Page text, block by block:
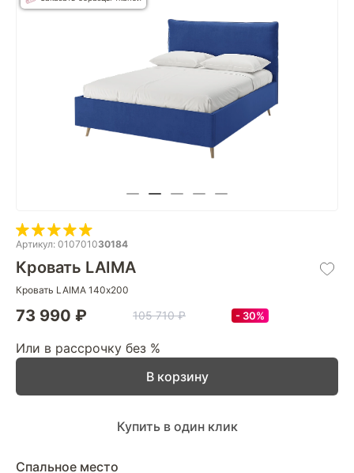
Артикул: 010701030184
Кровать LAIMA
Кровать LAIMA 140х200
73 990 ₽ 105 710 ₽ 30%
Или в рассрочку без %
Спальное место
В корзину
Купить в один клик